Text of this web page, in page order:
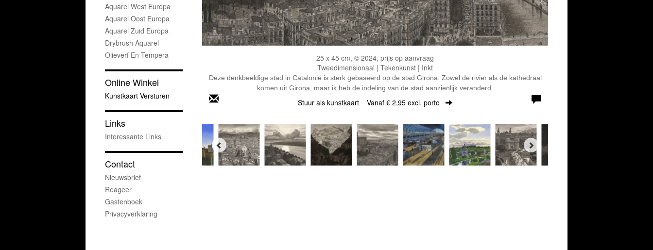
25 x 45 cm, © 2024, prijs op aanvraag
Tweedimensionaal | Tekenkunst | Inkt
Deze denkbeeldige stad in Catalonië is sterk gebaseerd op de stad Girona. Zowel de rivier als de kathedraal
komen uit Girona, maar ik heb de indeling van de stad aanzienlijk veranderd.
Stuur als kunstkaart Vanaf € 2,95 excl. porto
Aquarel West Europa
Aquarel Oost Europa
Aquarel Zuid Europa
Drybrush Aquarel
Olieverf En Tempera
Online Winkel
Kunstkaart Versturen
Links
Interessante Links
Contact
Nieuwsbrief
Reageer
Gastenboek
Privacyverklaring